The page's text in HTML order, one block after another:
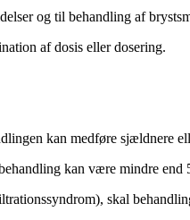
og til behandling af
af dosis eller dosering.
kan medføre sjældnere
kan være mindre end
skal